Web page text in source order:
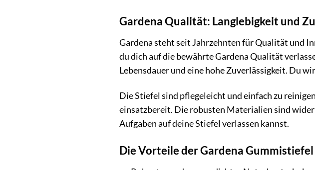
Gardena Qualität: Langlebigkeit und
Gardena steht seit Jahrzehnten für Qualität und
du dich auf die bewährte Gardena Qualität
Lebensdauer und eine hohe Zuverlässigkeit. Du
Die Stiefel sind pflegeleicht und einfach zu
einsatzbereit. Die robusten Materialien sind
Aufgaben auf deine Stiefel verlassen kannst.
Die Vorteile der Gardena